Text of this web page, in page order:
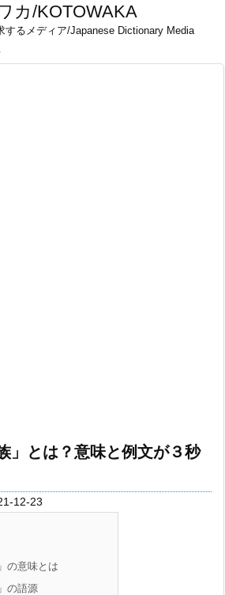
カ/KOTOWAKA
するメディア/Japanese Dictionary Media
」とは？意味と例文が３秒
12-23
の意味とは
の語源